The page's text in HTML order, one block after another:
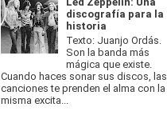
discografía para la
historia
Texto: Juanjo Ordás.
Son la banda más
mágica que existe.
Cuando haces sonar sus discos, las
canciones te prenden el alma con la
misma excita...